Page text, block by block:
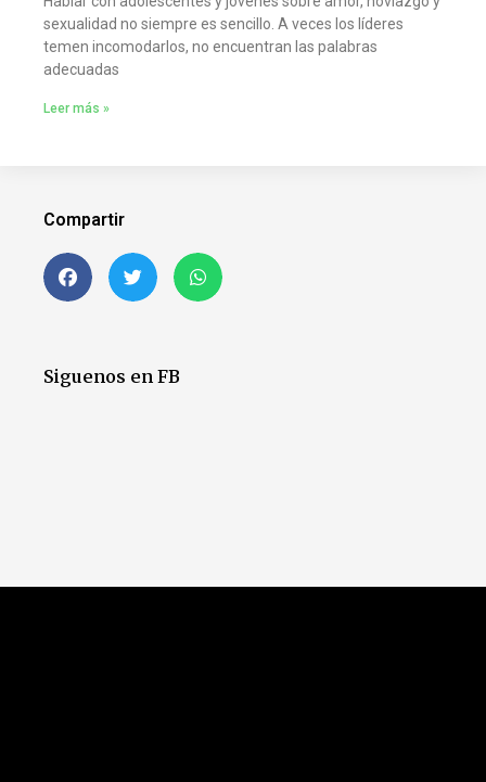
sexualidad no siempre es sencillo. A veces los líderes
temen incomodarlos, no encuentran las palabras
adecuadas
Leer más »
Compartir
Siguenos en FB